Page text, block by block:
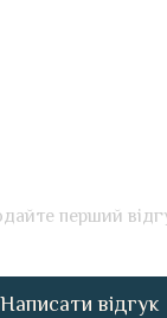
перший
Написати відгук